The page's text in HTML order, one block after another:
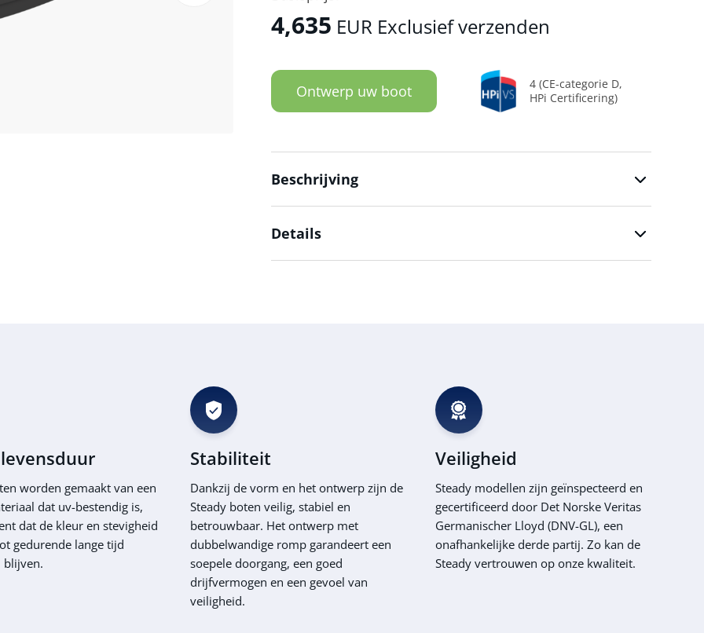
4,635 EUR Exclusief verzenden
Ontwerp uw boot
4 (CE-categorie D,
HPi Certificering)
Beschrijving
Details
worden gemaakt van een
dat uv-bestendig is,
dat de kleur en stevigheid
gedurende lange tijd
blijven.
Stabiliteit
Dankzij de vorm en het ontwerp zijn de
Steady boten veilig, stabiel en
betrouwbaar. Het ontwerp met
dubbelwandige romp garandeert een
soepele doorgang, een goed
drijfvermogen en een gevoel van
veiligheid.
Veiligheid
Steady modellen zijn geïnspecteerd en
gecertificeerd door Det Norske Veritas
Germanischer Lloyd (DNV-GL), een
onafhankelijke derde partij. Zo kan de
Steady vertrouwen op onze kwaliteit.